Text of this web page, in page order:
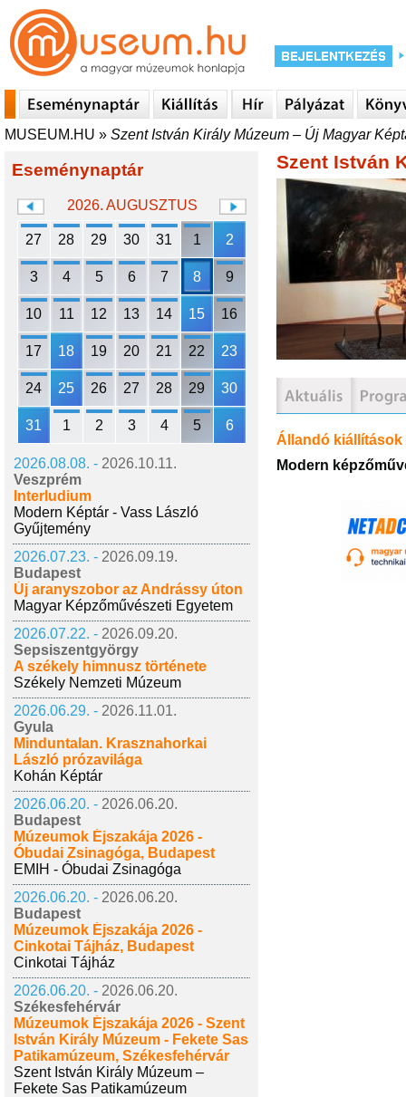
MUSEUM.HU » Szent István Király Múzeum – Új Magyar
Eseménynaptár
2026. AUGUSZTUS
27 28 29 30 31 1 2
3 4 5 6 7 8 9
10 11 12 13 14 15 16
17 18 19 20 21 22 23
24 25 26 27 28 29 30
31 1 2 3 4 5 6
2026.08.08. - 2026.10.11.
Veszprém
Interludium
Modern Képtár - Vass László
Gyűjtemény
2026.07.23. - 2026.09.19.
Budapest
Új aranyszobor az Andrássy úton
Magyar Képzőművészeti Egyetem
2026.07.22. - 2026.09.20.
Sepsiszentgyörgy
A székely himnusz története
Székely Nemzeti Múzeum
2026.06.29. - 2026.11.01.
Gyula
Minduntalan. Krasznahorkai
László prózavilága
Kohán Képtár
2026.06.20. - 2026.06.20.
Budapest
Múzeumok Éjszakája 2026 -
Óbudai Zsinagóga, Budapest
EMIH - Óbudai Zsinagóga
2026.06.20. - 2026.06.20.
Budapest
Múzeumok Éjszakája 2026 -
Cinkotai Tájház, Budapest
Cinkotai Tájház
2026.06.20. - 2026.06.20.
Székesfehérvár
Múzeumok Éjszakája 2026 - Szent
István Király Múzeum - Fekete Sas
Patikamúzeum, Székesfehérvár
Szent István Király Múzeum –
Fekete Sas Patikamúzeum
Szent István
Állandó kiállítások
Modern